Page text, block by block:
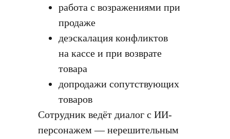
работа с возражениями при
продаже
деэскалация конфликтов
на кассе и при возврате
товара
допродажи сопутствующих
товаров
Сотрудник ведёт диалог с ИИ-
персонажем — нерешительным